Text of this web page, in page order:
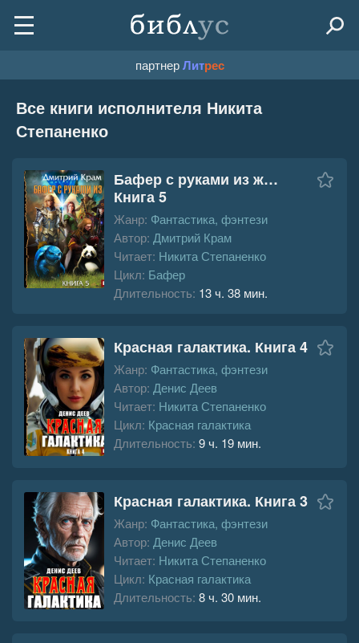
партнерЛитрес
Все книги исполнителя Никита
Степаненко
Бафер с руками из ж…
Книга 5
Жанр: Фантастика, фэнтези
Автор: Дмитрий Крам
Читает: Никита Степаненко
Цикл: Бафер
Длительность: 13 ч. 38 мин.
Красная галактика. Книга 4
Жанр: Фантастика, фэнтези
Автор: Денис Деев
Читает: Никита Степаненко
Цикл: Красная галактика
Длительность: 9 ч. 19 мин.
Красная галактика. Книга 3
Жанр: Фантастика, фэнтези
Автор: Денис Деев
Читает: Никита Степаненко
Цикл: Красная галактика
Длительность: 8 ч. 30 мин.